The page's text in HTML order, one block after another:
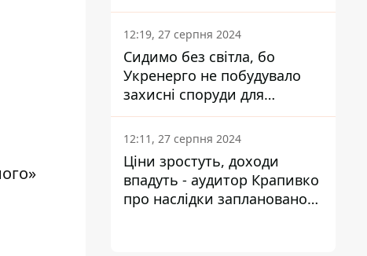
12:19, 27 серпня 2024
Сидимо без світла, бо
Укренерго не побудувало
захисні споруди для
енергетики - нардеп
Кучеренко
12:11, 27 серпня 2024
Ціни зростуть, доходи
впадуть - аудитор Крапивко
про наслідки запланованого